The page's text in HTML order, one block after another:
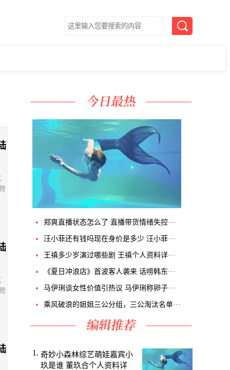
郑爽直播状态怎么了 直播带货情绪失控···
汪小菲还有钱吗现在身价是多少 汪小菲···
王禛多少岁演过哪些剧 王禛个人资料详···
《夏日冲浪店》首波客人袭来 话唠韩东···
马伊琍谈女性价值引热议 马伊琍称卵子···
乘风破浪的姐姐三公分组，三公淘汰名单···
奇妙小森林综艺萌娃嘉宾小
玖是谁 董玖合个人资料详